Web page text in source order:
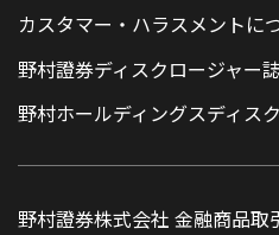
カスタマー・ハラスメントに
野村證券ディスクロージャー
野村ホールディングスディス
野村證券株式会社 金融商品取